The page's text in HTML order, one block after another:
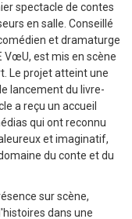
spectacle de contes
en salle. Conseillé
et dramaturge
VœU, est mis en scène
Le projet atteint une
lancement du livre-
a reçu un accueil
qui ont reconnu
et imaginatif,
du conte et du
sur scène,
dans une